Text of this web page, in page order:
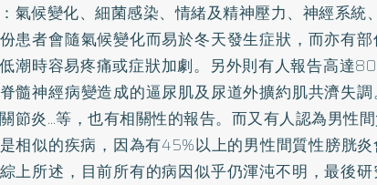
氣候變化、細菌感染、情緒及精神壓力、神經系統
患者會隨氣候變化而易於冬天發生症狀，而亦有
潮時容易疼痛或症狀加劇。另外則有人報告高達
髓神經病變造成的逼尿肌及尿道外擴約肌共濟失
節炎…等，也有相關性的報告。而又有人認為男性
相似的疾病，因為有45%以上的男性間質性膀胱
上所述，目前所有的病因似乎仍渾沌不明，最後